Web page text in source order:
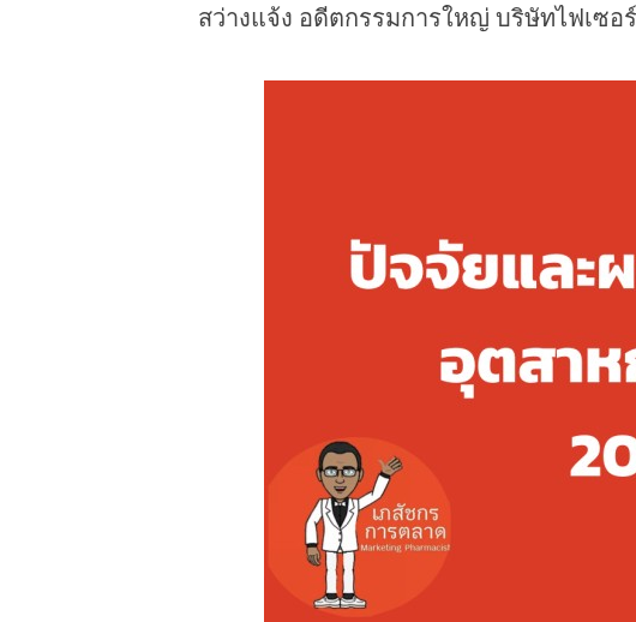
สว่างแจ้ง อดีตกรรมการใหญ่ บริษัทไฟเซอ